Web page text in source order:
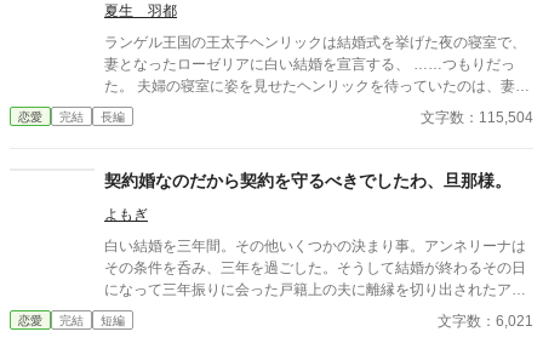
心に巻き起こった、割と短い期間のお話。
夏生 羽都
ランゲル王国の王太子ヘンリックは結婚式を挙げた夜の寝室で、
妻となったローゼリアに白い結婚を宣言する、 ……つもりだっ
た。 夫婦の寝室に姿を見せたヘンリックを待っていたのは、妻と
同じ髪と瞳の色を持った見知らぬ美しい女性だった。 「『愛する
マリーナのために、私はキミとは白い結婚とする』でしたか？
い女性は悠然と立ち上がる。 「そ、その声はっ、ローゼリア……
なのか？」 女性の声を聞いた事で、ヘンリックはやっと彼女が自
分の妻となったローゼリアなのだと気付いたのだが、驚きのあま
り白い結婚を宣言する事も出来ずに逃げるように自分の部屋へと
戻ってしまうのだった。 ※こちらは「裏切られた令嬢は、30歳も
年上の伯爵さまに嫁ぎましたが、白い結婚ですわ。」のIFストー
作品をお読みにならなくてもお楽しみ頂ける内容となっておりま
恋愛 完結 長編 文字数：115,504
契約婚なのだから契約を守るべきでしたわ、旦那様。
よもぎ
白い結婚を三年間。その他いくつかの決まり事。アンネリーナは
その条件を呑み、三年を過ごした。そうして結婚が終わるその日
になって三年振りに会った戸籍上の夫に離縁を切り出されたアン
ネリーナは言う。追加の慰謝料を頂きます――
恋愛 完結 短編 文字数：6,021